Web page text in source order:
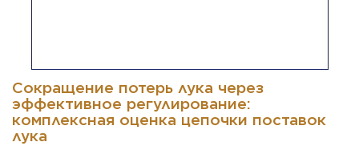
Сокращение потерь лука через
эффективное регулирование:
комплексная оценка цепочки поставок
лука